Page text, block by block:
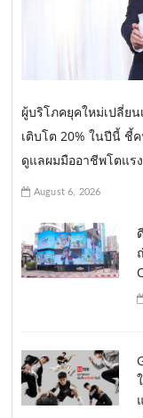
ผู้บริโภคยุคใหม่เปลี่ยน
เติบโต 20% ในปีนี้ ชี้
ดูแลผมมืออาชีพโตแรง
August 6, 2026